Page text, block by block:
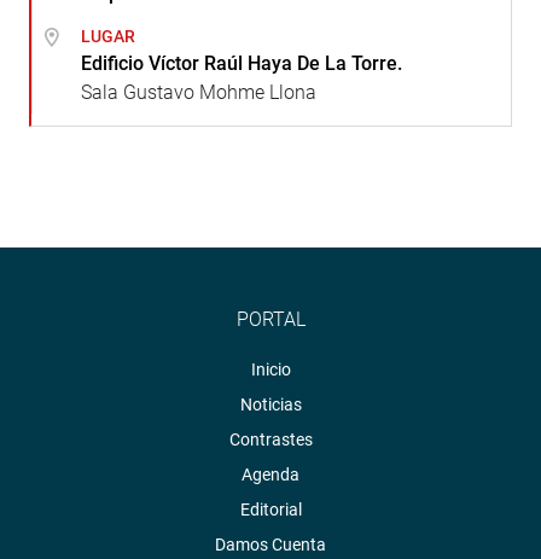
LUGAR
Edificio Víctor Raúl Haya De La Torre.
Sala Gustavo Mohme Llona
PORTAL
Inicio
Noticias
Contrastes
Agenda
Editorial
Damos Cuenta